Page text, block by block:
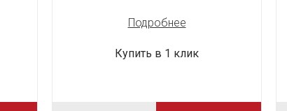
Подробнее
Купить в 1 клик